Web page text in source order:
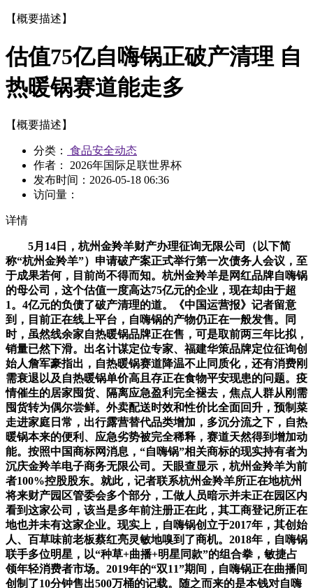
【概要描述】
估值75亿自嗨锅正破产清理 自
热暖锅赛道能走多
【概要描述】
分类：
食品安全动态
作者： 2026年国际足联世界杯
发布时间： 2026-05-18 06:36
访问量：
详情
5月14日，杭州金羚羊财产办理征询无限公司（以下简
称“杭州金羚羊”）申请破产案正式举行第一次债务人会议，至
于成果若何，目前尚不得而知。杭州金羚羊是网红品牌自嗨锅
的母公司，这个估值一度高达75亿元的企业，现在却由于超
1。4亿元的负债了破产清理的道。《中国运营报》记者留意
到，目前正在线上平台，自嗨锅的产物仍正在一般发售。同
时，虽然线余家自热暖锅品牌正在售，可是取前两三年比拟，
销量已然下滑。出名计谋定位专家、福建华策品牌定位征询创
始人詹军豪指出，自热暖锅赛道降温不止同质化，还有消费刚
需衰退以及自热暖锅单价高且存正在食物平安现患的问题。疫
情催生的居家囤货、隔离应急盈利完全褪去，焦点人群从刚需
囤货转为偶尔尝鲜。外卖配送时效和性价比全面回升，预制菜
走进家庭日常，出行露营替代品类增加，多沉分流之下，自热
暖锅本来的便利、应急劣势被完全稀释，赛道天然得到增加动
能。按照中国商标网消息，“自嗨锅”相关商标的现实持有者为
沉庆金羚羊电子商务无限公司。天眼查显示，杭州金羚羊为前
者100%控股股东。就此，记者联系杭州金羚羊所正在地杭州
将来财产园区管委会多个部分，工做人员暗示并未正在园区内
看到这家公司，该当是多年前注册正在此，其工商登记所正在
地也并未有这家企业。现实上，自嗨锅创立于2017年，其创始
人、百草味前老板蔡红亮灵敏地嗅到了商机。2018年，自嗨锅
联手多位明星，以“种草+曲播+明星同款”的组合拳，敏捷占
领年轻消费者市场。2019年的“双11”期间，自嗨锅正在曲播间
创制了10分钟售出500万桶的记载。随之而来的是本钱对自嗨